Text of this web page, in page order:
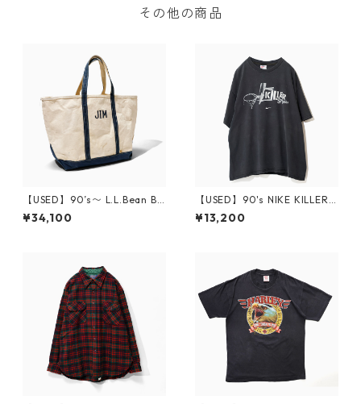
その他の商品
【USED】90’s〜 L.L.Bean Bo
at and Tote JIM XL
¥34,100
【USED】90's NIKE KILLER S
PLASH T-Shirt XL
¥13,200